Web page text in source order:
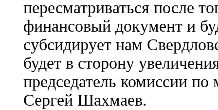
пересматриваться после
финансовый документ и
субсидирует нам
будет в сторону
председатель комиссии
Сергей Шахмаев.